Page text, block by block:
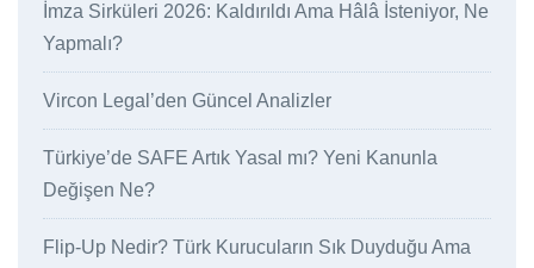
İmza Sirküleri 2026: Kaldırıldı Ama Hâlâ İsteniyor, Ne
Yapmalı?
Vircon Legal’den Güncel Analizler
Türkiye’de SAFE Artık Yasal mı? Yeni Kanunla
Değişen Ne?
Flip-Up Nedir? Türk Kurucuların Sık Duyduğu Ama